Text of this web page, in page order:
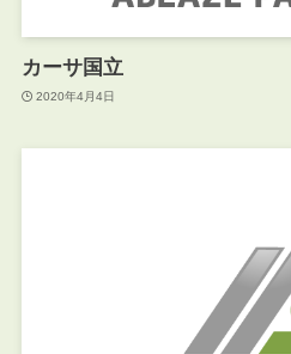
カーサ国立
2020年4月4日